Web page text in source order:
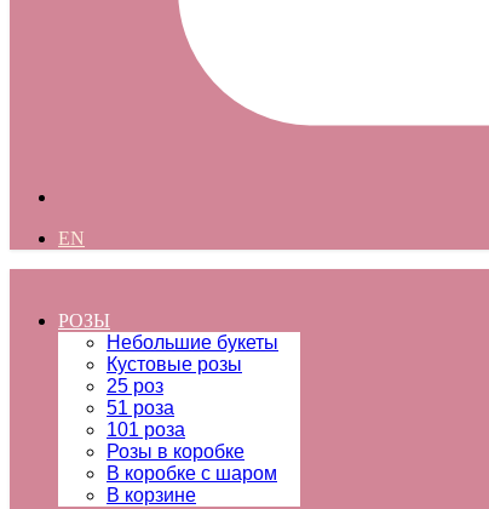
EN
РОЗЫ
Небольшие букеты
Кустовые розы
25 роз
51 роза
101 роза
Розы в коробке
В коробке с шаром
В корзине